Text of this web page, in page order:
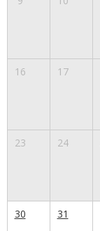
16 17
23 24
30 31